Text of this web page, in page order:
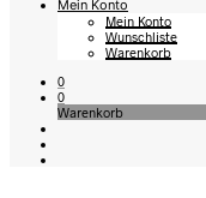
Mein Konto
Mein Konto
Wunschliste
Warenkorb
0
0
Warenkorb